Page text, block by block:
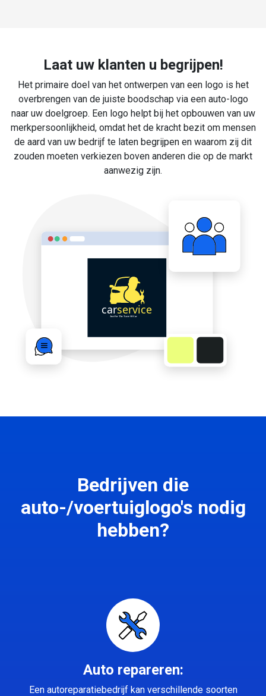
Laat uw klanten u begrijpen!
Het primaire doel van het ontwerpen van een logo is het
overbrengen van de juiste boodschap via een auto-logo
naar uw doelgroep. Een logo helpt bij het opbouwen van uw
merkpersoonlijkheid, omdat het de kracht bezit om mensen
de aard van uw bedrijf te laten begrijpen en waarom zij dit
zouden moeten verkiezen boven anderen die op de markt
aanwezig zijn.
Bedrijven die
auto-/voertuiglogo's nodig
hebben?
Auto repareren:
Een autoreparatiebedrijf kan verschillende soorten